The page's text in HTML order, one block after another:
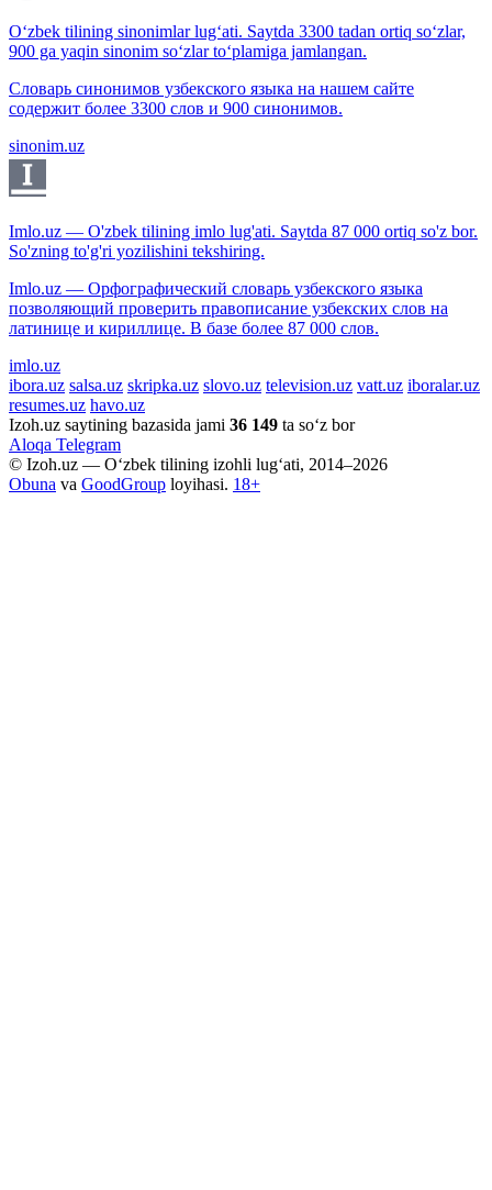
O‘zbek tilining sinonimlar lug‘ati. Saytda 3300 tadan ortiq so‘zlar,
900 ga yaqin sinonim so‘zlar to‘plamiga jamlangan.
Словарь синонимов узбекского языка на нашем сайте
содержит более 3300 слов и 900 синонимов.
sinonim.uz
Imlo.uz — O'zbek tilining imlo lug'ati. Saytda 87 000 ortiq so'z bor.
So'zning to'g'ri yozilishini tekshiring.
Imlo.uz — Орфографический словарь узбекского языка
позволяющий проверить правописание узбекских слов на
латинице и кириллице. В базе более 87 000 слов.
imlo.uz
ibora.uz salsa.uz skripka.uz slovo.uz television.uz vatt.uz iboralar.uz
resumes.uz havo.uz
Izoh.uz saytining bazasida jami 36 149 ta so‘z bor
Aloqa Telegram
© Izoh.uz — O‘zbek tilining izohli lug‘ati, 2014–2026
Obuna va GoodGroup loyihasi. 18+